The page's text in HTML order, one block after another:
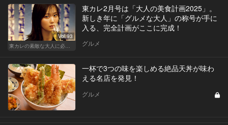
Vol.93
東カレ2月号は「大人の美食計画2025」。
新しき年に「グルメな大人」の称号が手に
入る、完全計画がここに完成！
グルメ
一杯で3つの味を楽しめる絶品天丼が味わ
える名店を発見！
グルメ